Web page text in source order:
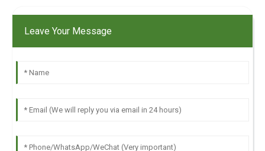
Leave Your Message